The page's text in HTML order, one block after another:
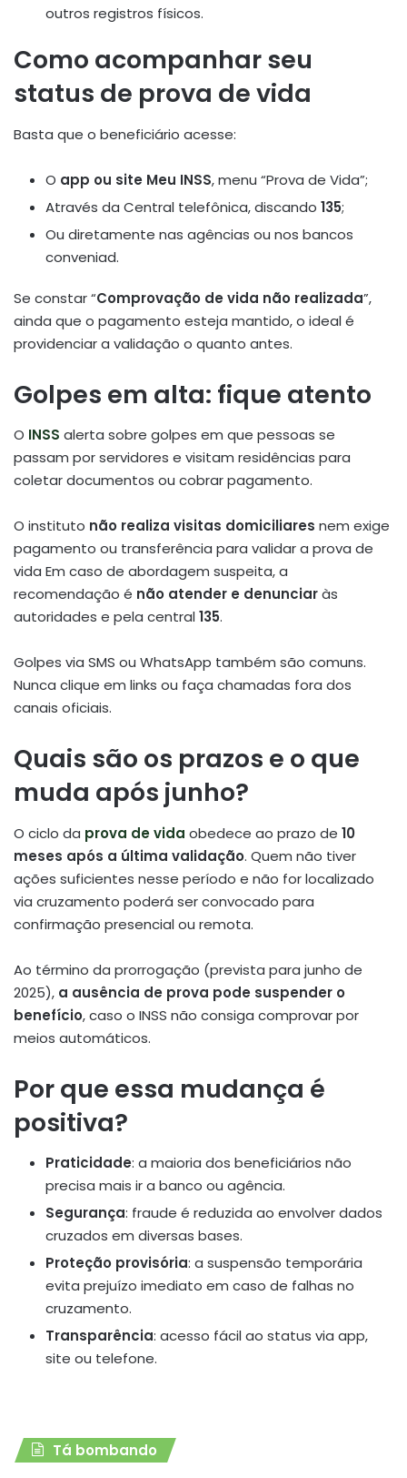
outros registros físicos.
Como acompanhar seu
status de prova de vida
Basta que o beneficiário acesse:
O app ou site Meu INSS, menu “Prova de Vida”;
Através da Central telefônica, discando 135;
Ou diretamente nas agências ou nos bancos
conveniad.
Se constar “Comprovação de vida não realizada”,
ainda que o pagamento esteja mantido, o ideal é
providenciar a validação o quanto antes.
Golpes em alta: fique atento
O INSS alerta sobre golpes em que pessoas se
passam por servidores e visitam residências para
coletar documentos ou cobrar pagamento.
O instituto não realiza visitas domiciliares nem exige
pagamento ou transferência para validar a prova de
vida Em caso de abordagem suspeita, a
recomendação é não atender e denunciaràs
autoridades e pela central 135.
Golpes via SMS ou WhatsApp também são comuns.
Nunca clique em links ou faça chamadas fora dos
canais oficiais.
Quais são os prazos e o que
muda após junho?
O ciclo da prova de vida obedece ao prazo de 10
meses após a última validação. Quem não tiver
ações suficientes nesse período e não for localizado
via cruzamento poderá ser convocado para
confirmação presencial ou remota.
Ao término da prorrogação (prevista para junho de
2025), a ausência de prova pode suspender o
benefício, caso o INSS não consiga comprovar por
meios automáticos.
Por que essa mudança é
positiva?
Praticidade: a maioria dos beneficiários não
precisa mais ir a banco ou agência.
Segurança: fraude é reduzida ao envolver dados
cruzados em diversas bases.
Proteção provisória: a suspensão temporária
evita prejuízo imediato em caso de falhas no
cruzamento.
Transparência: acesso fácil ao status via app,
site ou telefone.
Tá bombando